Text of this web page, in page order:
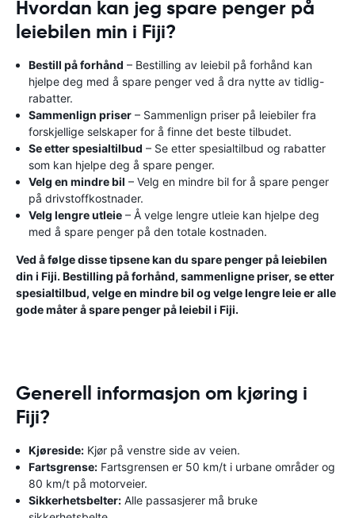
Hvordan kan jeg spare penger på
leiebilen min i Fiji?
Bestill på forhånd – Bestilling av leiebil på forhånd kan
hjelpe deg med å spare penger ved å dra nytte av tidlig-
rabatter.
Sammenlign priser – Sammenlign priser på leiebiler fra
forskjellige selskaper for å finne det beste tilbudet.
Se etter spesialtilbud – Se etter spesialtilbud og rabatter
som kan hjelpe deg å spare penger.
Velg en mindre bil – Velg en mindre bil for å spare penger
på drivstoffkostnader.
Velg lengre utleie – Å velge lengre utleie kan hjelpe deg
med å spare penger på den totale kostnaden.
Ved å følge disse tipsene kan du spare penger på leiebilen
din i Fiji. Bestilling på forhånd, sammenligne priser, se etter
spesialtilbud, velge en mindre bil og velge lengre leie er alle
gode måter å spare penger på leiebil i Fiji.
Generell informasjon om kjøring i
Fiji?
Kjøreside: Kjør på venstre side av veien.
Fartsgrense: Fartsgrensen er 50 km/t i urbane områder og
80 km/t på motorveier.
Sikkerhetsbelter: Alle passasjerer må bruke